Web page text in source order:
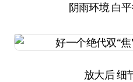
阴雨环境 白
放大后 细